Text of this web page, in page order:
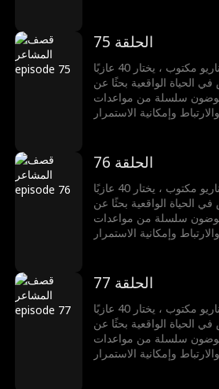
سيحصلون على مكافأة
يصمد أمام قصف المشاعر؟
الحلقة 75
برنامج واقعي بدون سيناريو مكتوب ، يختار 40 عازبًا
الحياة الواقعية بحثًا عن
سلسلة من مواعدات
وإمكانية الاستمرار
سيحصلون على مكافأة
يصمد أمام قصف المشاعر؟
الحلقة 76
برنامج واقعي بدون سيناريو مكتوب ، يختار 40 عازبًا
الحياة الواقعية بحثًا عن
سلسلة من مواعدات
وإمكانية الاستمرار
سيحصلون على مكافأة
يصمد أمام قصف المشاعر؟
الحلقة 77
برنامج واقعي بدون سيناريو مكتوب ، يختار 40 عازبًا
الحياة الواقعية بحثًا عن
سلسلة من مواعدات
وإمكانية الاستمرار